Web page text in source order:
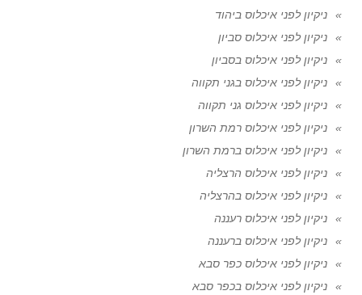
ניקיון לפני איכלוס ביהוד
ניקיון לפני איכלוס סביון
ניקיון לפני איכלוס בסביון
ניקיון לפני איכלוס בגני תקווה
ניקיון לפני איכלוס גני תקווה
ניקיון לפני איכלוס רמת השרון
ניקיון לפני איכלוס ברמת השרון
ניקיון לפני איכלוס הרצליה
ניקיון לפני איכלוס בהרצליה
ניקיון לפני איכלוס רעננה
ניקיון לפני איכלוס ברעננה
ניקיון לפני איכלוס כפר סבא
ניקיון לפני איכלוס בכפר סבא